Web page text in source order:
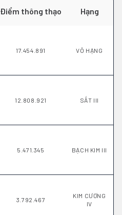
Điểm thông thạo Hạng
17.454.891 VÔ HẠNG
12.808.921 SẮT III
5.471.345 BẠCH KIM III
3.792.467
KIM CƯƠNG
IV